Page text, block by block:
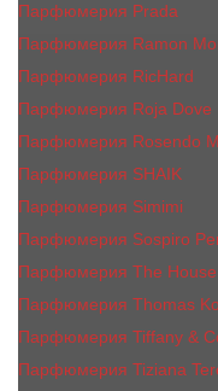
Парфюмерия Prada
Парфюмерия Ramon
Парфюмерия RicHard
Парфюмерия Roja Dove
Парфюмерия Rosendo
Парфюмерия SHAIK
Парфюмерия Simimi
Парфюмерия Sospiro
Парфюмерия The House
Парфюмерия Thomas
Парфюмерия Tiffany &
Парфюмерия Tiziana